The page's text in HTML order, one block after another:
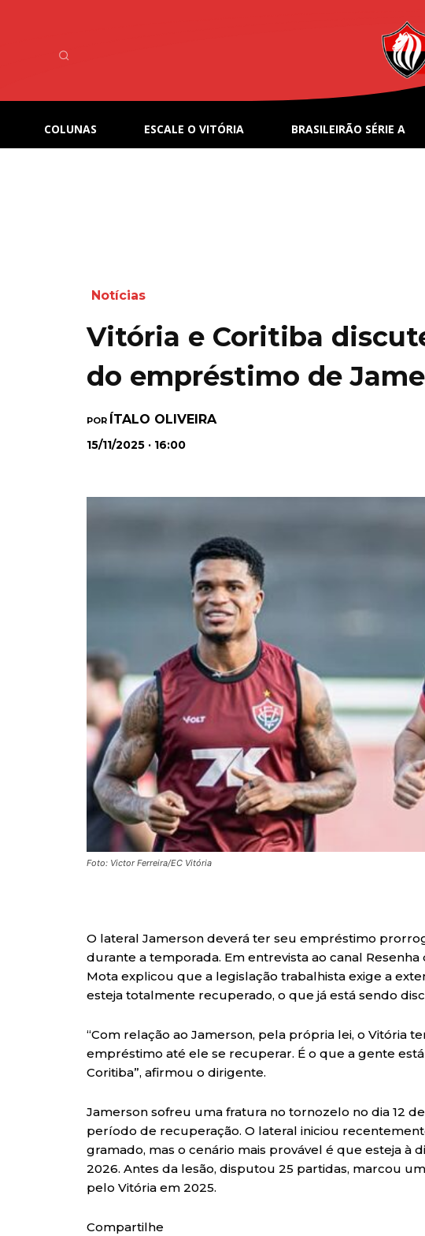
COLUNAS ESCALE O VITÓRIA BRASILEIRÃO SÉRIE A
Notícias
Vitória e Coritiba
do empréstimo de
POR ÍTALO OLIVEIRA
15/11/2025 · 16:00
Foto: Victor Ferreira/EC Vitória
O lateral Jamerson deverá ter seu empréstimo
durante a temporada. Em entrevista ao canal Resenha
Mota explicou que a legislação trabalhista exige a
esteja totalmente recuperado, o que já está sendo
“Com relação ao Jamerson, pela própria lei, o Vitória
empréstimo até ele se recuperar. É o que a gente
Coritiba”, afirmou o dirigente.
Jamerson sofreu uma fratura no tornozelo no dia 12
período de recuperação. O lateral iniciou
gramado, mas o cenário mais provável é que esteja à
2026. Antes da lesão, disputou 25 partidas, marcou
pelo Vitória em 2025.
Compartilhe